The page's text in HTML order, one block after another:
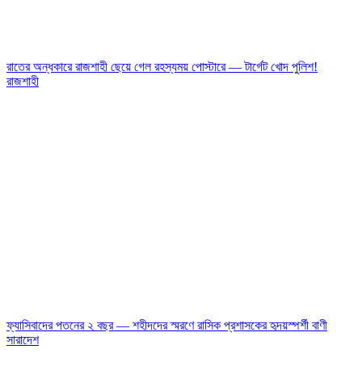
রাতের অন্ধকারে রাজশাহী ছেয়ে গেল রহস্যময় পোস্টারে — টার্গেট খোদ পুলিশ!
রাজশাহী
ফ্যাসিবাদের পতনের ২ বছর — শহীদদের স্মরণে রাসিক প্রশাসকের হৃদয়স্পর্শী বাণী
সারাদেশ